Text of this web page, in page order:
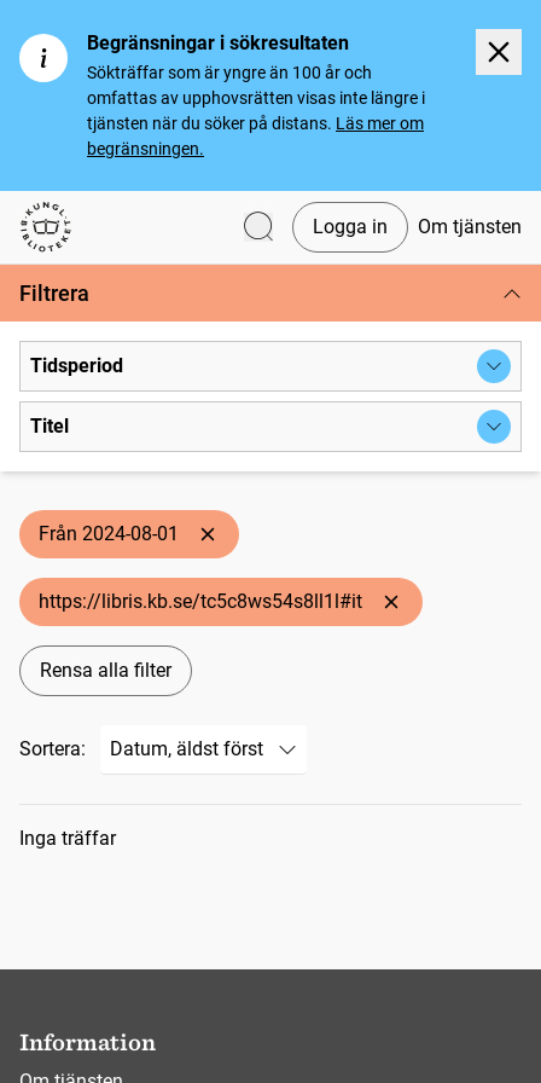
Begränsningar i sökresultaten
Sökträffar som är yngre än 100 år och
omfattas av upphovsrätten visas inte längre i
tjänsten när du söker på distans. Läs mer om
begränsningen.
Svenska tidningar
Logga in Om tjänsten
Filtrera
Tidsperiod
Titel
Från 2024-08-01
https://libris.kb.se/tc5c8ws54s8ll1l#it
Rensa alla filter
Sortera:
Sökresultat
Inga träffar
Information